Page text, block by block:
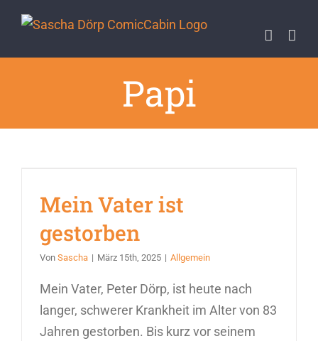
Papi
Mein Vater ist
gestorben
Von Sascha | März 15th, 2025 | Allgemein
Mein Vater, Peter Dörp, ist heute nach
langer, schwerer Krankheit im Alter von 83
Jahren gestorben. Bis kurz vor seinem